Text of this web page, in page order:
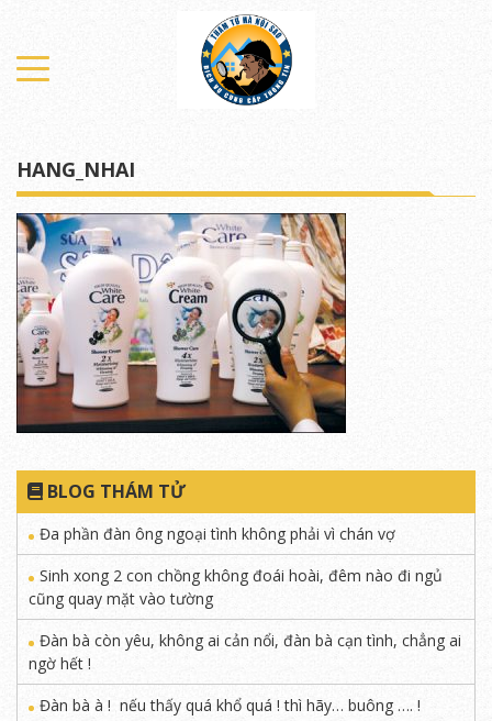
HANG_NHAI
BLOG THÁM TỬ
Đa phần đàn ông ngoại tình không phải vì chán vợ
Sinh xong 2 con chồng không đoái hoài, đêm nào đi ngủ
cũng quay mặt vào tường
Đàn bà còn yêu, không ai cản nổi, đàn bà cạn tình, chẳng ai
ngờ hết !
Đàn bà à ! nếu thấy quá khổ quá ! thì hãy… buông …. !